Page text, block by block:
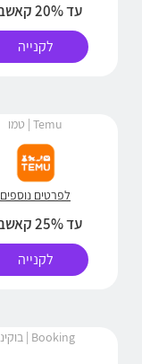
עד 20% קאשבק
לקנייה
Temu | טמו
לפרטים נוספים
עד 25% קאשבק
לקנייה
Booking | בוקינג